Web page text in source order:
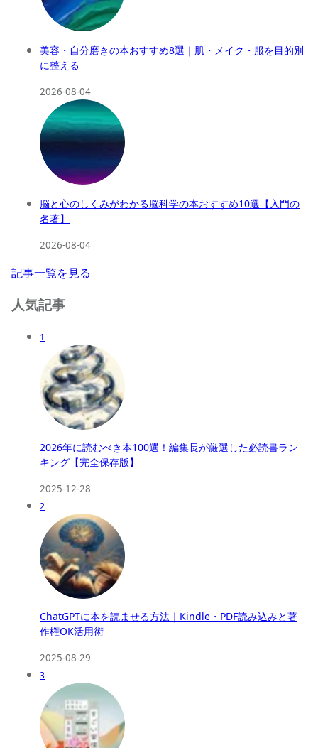
美容・自分磨きの本おすすめ8選｜肌・メイク・服を目的別
に整える
2026-08-04
脳と心のしくみがわかる脳科学の本おすすめ10選【入門の
名著】
2026-08-04
記事一覧を見る
人気記事
1
2026年に読むべき本100選！編集長が厳選した必読書ラン
キング【完全保存版】
2025-12-28
2
ChatGPTに本を読ませる方法｜Kindle・PDF読み込みと著
作権OK活用術
2025-08-29
3